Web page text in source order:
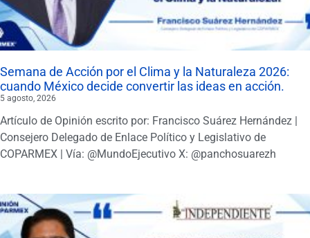
Semana de Acción por el Clima y la Naturaleza 2026:
cuando México decide convertir las ideas en acción.
5 agosto, 2026
Artículo de Opinión escrito por: Francisco Suárez Hernández |
Consejero Delegado de Enlace Político y Legislativo de
COPARMEX | Vía: @MundoEjecutivo X: @panchosuarezh